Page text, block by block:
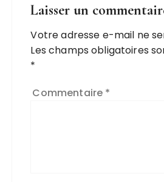
Laisser un
Votre adresse e-mail ne
Les champs obligatoires
*
Commentaire *